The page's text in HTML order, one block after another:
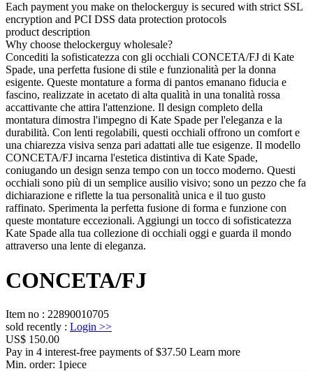
Each payment you make on thelockerguy is secured with strict SSL
encryption and PCI DSS data protection protocols
product description
Why choose thelockerguy wholesale?
Concediti la sofisticatezza con gli occhiali CONCETA/FJ di Kate
Spade, una perfetta fusione di stile e funzionalità per la donna
esigente. Queste montature a forma di pantos emanano fiducia e
fascino, realizzate in acetato di alta qualità in una tonalità rossa
accattivante che attira l'attenzione. Il design completo della
montatura dimostra l'impegno di Kate Spade per l'eleganza e la
durabilità. Con lenti regolabili, questi occhiali offrono un comfort e
una chiarezza visiva senza pari adattati alle tue esigenze. Il modello
CONCETA/FJ incarna l'estetica distintiva di Kate Spade,
coniugando un design senza tempo con un tocco moderno. Questi
occhiali sono più di un semplice ausilio visivo; sono un pezzo che fa
dichiarazione e riflette la tua personalità unica e il tuo gusto
raffinato. Sperimenta la perfetta fusione di forma e funzione con
queste montature eccezionali. Aggiungi un tocco di sofisticatezza
Kate Spade alla tua collezione di occhiali oggi e guarda il mondo
attraverso una lente di eleganza.
CONCETA/FJ
Item no : 22890010705
sold recently : Login >>
US$ 150.00
Pay in 4 interest-free payments of $37.50 Learn more
Min. order: 1piece